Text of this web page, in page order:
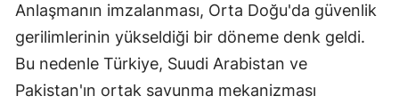
Anlaşmanın imzalanması, Orta Doğu'da güvenlik
gerilimlerinin yükseldiği bir döneme denk geldi.
Bu nedenle Türkiye, Suudi Arabistan ve
Pakistan'ın ortak savunma mekanizması